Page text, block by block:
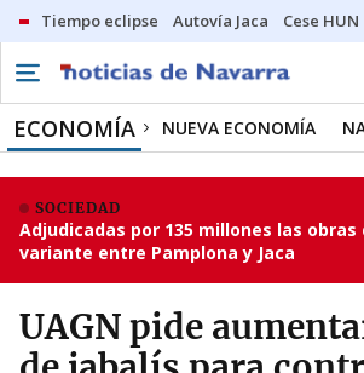
Tiempo eclipse Autovía Jaca Cese HUN
ECONOMÍA NUEVA ECONOMÍA
SOCIEDAD
Adjudicadas por 135 millones las obras
variante entre Pamplona y Jaca
UAGN pide